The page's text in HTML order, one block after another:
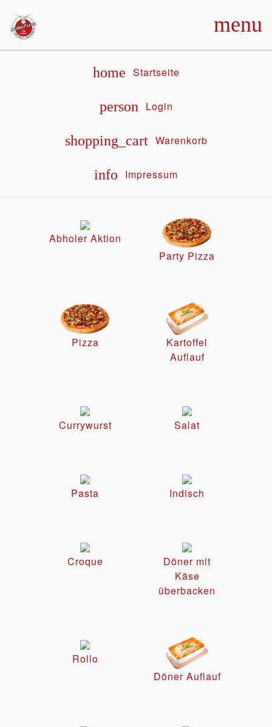
menu
home Startseite
person Login
shopping_cart Warenkorb
info Impressum
Abholer Aktion
Party Pizza
Pizza
Kartoffel
Auflauf
Currywurst Salat
Pasta Indisch
Croque
Döner mit
Käse
überbacken
Rollo
Döner Auflauf